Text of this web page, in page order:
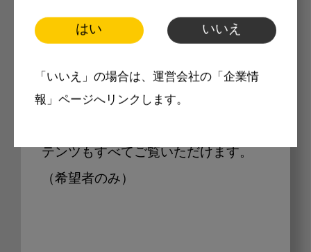
はい いいえ
「いいえ」の場合は、運営会社の「企業情
報」ページへリンクします。
Internet DOに掲載されている製品の
最新価格をご確認いただけます。その
テンツもすべてご覧いただけます。
（希望者のみ）